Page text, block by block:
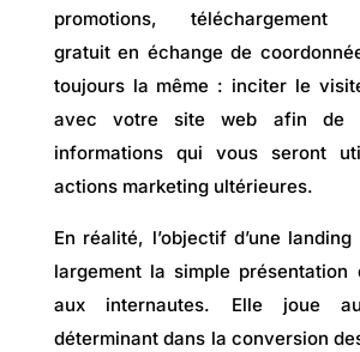
promotions, téléchargement
gratuit en échange de
toujours la même : inciter le
avec votre site web afin de
informations qui vous seront
actions marketing ultérieures.
En réalité, l’objectif d’une
largement la simple
aux internautes. Elle joue
déterminant dans la conversion